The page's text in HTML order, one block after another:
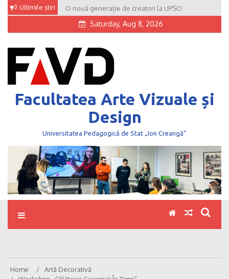
Skip
content
Ultimile știri O nouă generație de creatori la UPSC!
Saturday, Aug 8, 2026
Facultatea Arte Vizuale și
Design
Universitatea Pedagogică de Stat „Ion Creangă”
Home
Artă Decorativă